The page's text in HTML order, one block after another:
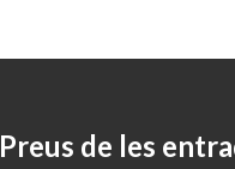
Preus de les